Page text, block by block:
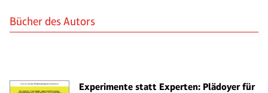
Bücher des Autors
Experimente statt Experten: Plädoyer für